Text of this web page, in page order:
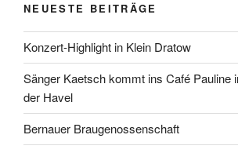
NEUESTE BEITRÄGE
Konzert-Highlight in Klein Dratow
Sänger Kaetsch kommt ins Café Pauline
der Havel
Bernauer Braugenossenschaft